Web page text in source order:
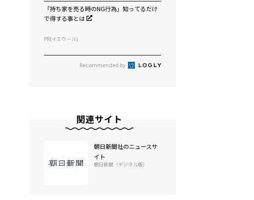
「持ち家を売る時のNG行為」知ってるだけ
で得する事とは
PR(イエウール)
Recommended by
関連サイト
朝日新聞社のニュースサ
イト
朝日新聞（デジタル版）